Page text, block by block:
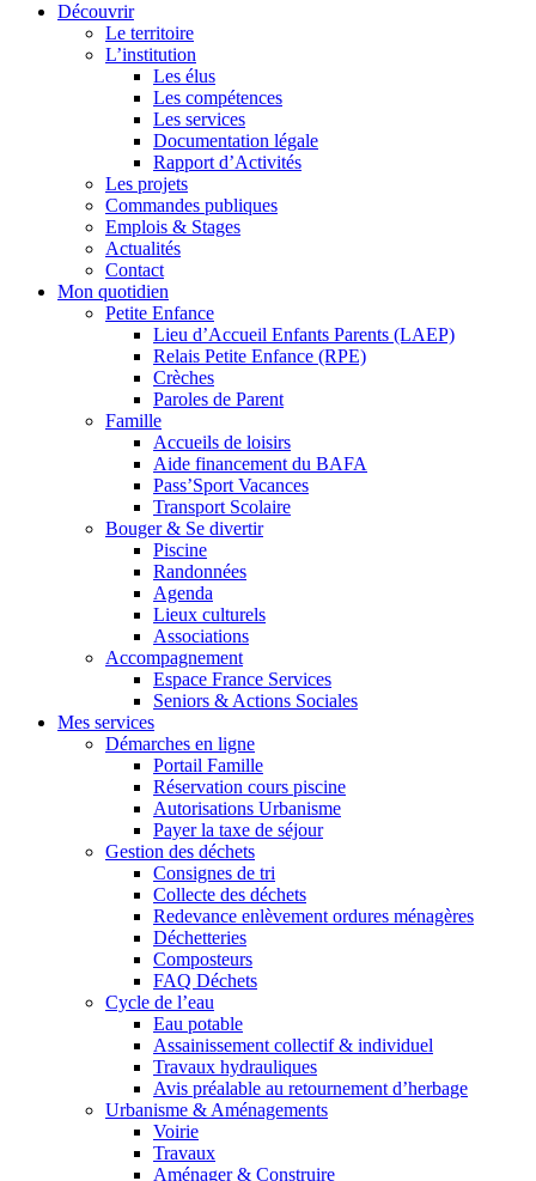
Découvrir
Le territoire
L’institution
Les élus
Les compétences
Les services
Documentation légale
Rapport d’Activités
Les projets
Commandes publiques
Emplois & Stages
Actualités
Contact
Mon quotidien
Petite Enfance
Lieu d’Accueil Enfants Parents (LAEP)
Relais Petite Enfance (RPE)
Crèches
Paroles de Parent
Famille
Accueils de loisirs
Aide financement du BAFA
Pass’Sport Vacances
Transport Scolaire
Bouger & Se divertir
Piscine
Randonnées
Agenda
Lieux culturels
Associations
Accompagnement
Espace France Services
Seniors & Actions Sociales
Mes services
Démarches en ligne
Portail Famille
Réservation cours piscine
Autorisations Urbanisme
Payer la taxe de séjour
Gestion des déchets
Consignes de tri
Collecte des déchets
Redevance enlèvement ordures ménagères
Déchetteries
Composteurs
FAQ Déchets
Cycle de l’eau
Eau potable
Assainissement collectif & individuel
Travaux hydrauliques
Avis préalable au retournement d’herbage
Urbanisme & Aménagements
Voirie
Travaux
Aménager & Construire